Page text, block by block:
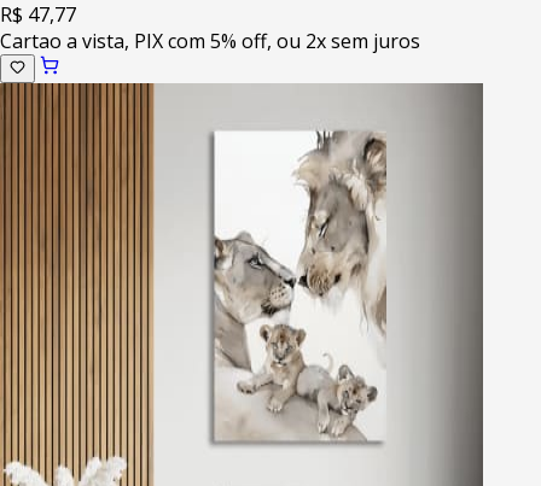
R$ 47,77
Cartao a vista, PIX com 5% off, ou 2x sem juros